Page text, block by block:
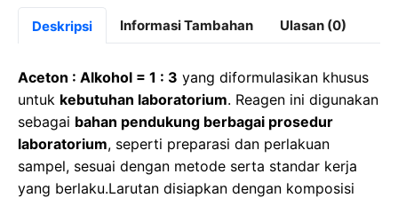
c
b
o
o
k
st
d
o
n
at
s
A
p
p
e
gr
a
m
Deskripsi Informasi Tambahan Ulasan (0)
Aceton : Alkohol = 1 : 3 yang diformulasikan khusus
untuk kebutuhan laboratorium. Reagen ini digunakan
sebagai bahan pendukung berbagai prosedur
laboratorium, seperti preparasi dan perlakuan
sampel, sesuai dengan metode serta standar kerja
yang berlaku.Larutan disiapkan dengan komposisi